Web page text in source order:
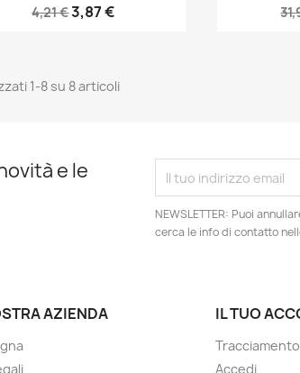
4,21 €3,87 €
1-8 su 8 articoli
e le
NEWSLETTER: Puoi
cerca le info di contatto
AZIENDA IL TUO
Accedi